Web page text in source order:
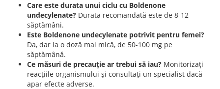
Care este durata unui ciclu cu Boldenone
undecylenate? Durata recomandată este de 8-12
săptămâni.
Este Boldenone undecylenate potrivit pentru femei?
Da, dar la o doză mai mică, de 50-100 mg pe
săptămână.
Ce măsuri de precauție ar trebui să iau? Monitorizați
reacțiile organismului și consultați un specialist dacă
apar efecte adverse.